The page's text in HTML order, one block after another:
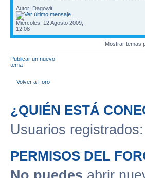
Autor: Dagowit
Miércoles, 12 Agosto 2009,
12:08
Mostrar temas
Publicar un nuevo
tema
Volver a Foro
¿QUIÉN ESTÁ
Usuarios
PERMISOS DEL